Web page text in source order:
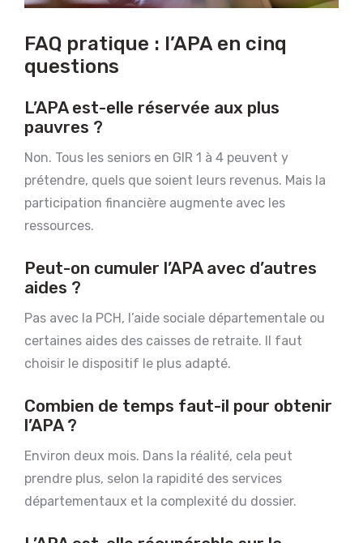
FAQ pratique : l’APA en cinq
questions
L’APA est-elle réservée aux plus
pauvres ?
Non. Tous les seniors en GIR 1 à 4 peuvent y
prétendre, quels que soient leurs revenus. Mais la
participation financière augmente avec les
ressources.
Peut-on cumuler l’APA avec d’autres
aides ?
Pas avec la PCH, l’aide sociale départementale ou
certaines aides des caisses de retraite. Il faut
choisir le dispositif le plus adapté.
Combien de temps faut-il pour obtenir
l’APA ?
Environ deux mois. Dans la réalité, cela peut
prendre plus, selon la rapidité des services
départementaux et la complexité du dossier.